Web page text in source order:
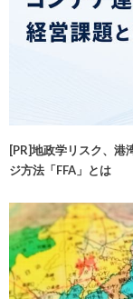
[PR]地政学リスク、港
ジ方法「FFA」とは